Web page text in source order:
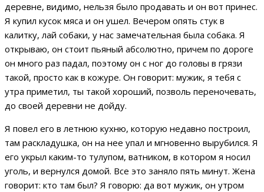
деревне, видимо, нельзя было продавать и он вот принес.
Я купил кусок мяса и он ушел. Вечером опять стук в
калитку, лай собаки, у нас замечательная была собака. Я
открываю, он стоит пьяный абсолютно, причем по дороге
он много раз падал, поэтому он с ног до головы в грязи
такой, просто как в кожуре. Он говорит: мужик, я тебя с
утра приметил, ты такой хороший, позволь переночевать,
до своей деревни не дойду.
Я повел его в летнюю кухню, которую недавно построил,
там раскладушка, он на нее упал и мгновенно вырубился. Я
его укрыл каким-то тулупом, ватником, в котором я носил
уголь, и вернулся домой. Все это заняло пять минут. Жена
говорит: кто там был? Я говорю: да вот мужик, он утром